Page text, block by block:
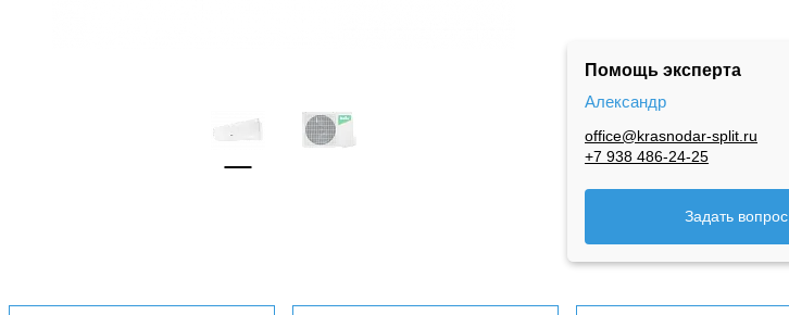
Помощь эксперта
Александр
office@krasnodar-split.ru
+7 938 486-24-25
Задать вопрос